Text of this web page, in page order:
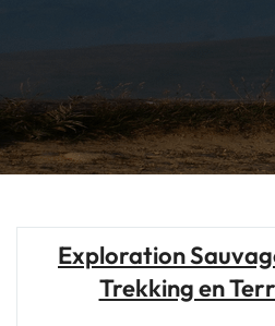
Exploration
Trekking en